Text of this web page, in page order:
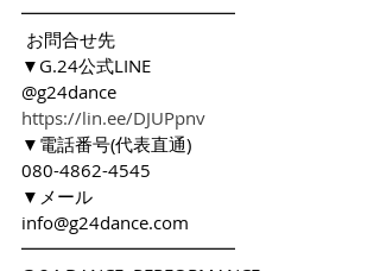
━━━━━━━━━━━━
お問合せ先
▼G.24公式LINE
@g24dance
https://lin.ee/DJUPpnv
▼電話番号(代表直通)
080-4862-4545
▼メール
info@g24dance.com
━━━━━━━━━━━━